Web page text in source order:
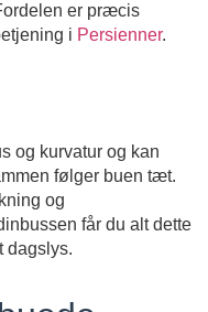
er præcis
i Persienner.
og kurvatur og kan
følger buen tæt.
og
får du alt dette
dagslys.